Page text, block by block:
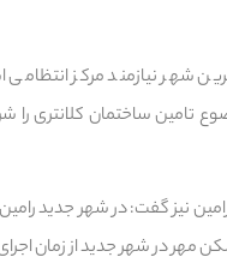
شهر نیازمند مرکز انتظامی
تامین ساختمان کلانتری را
نیز گفت: در شهر جدید